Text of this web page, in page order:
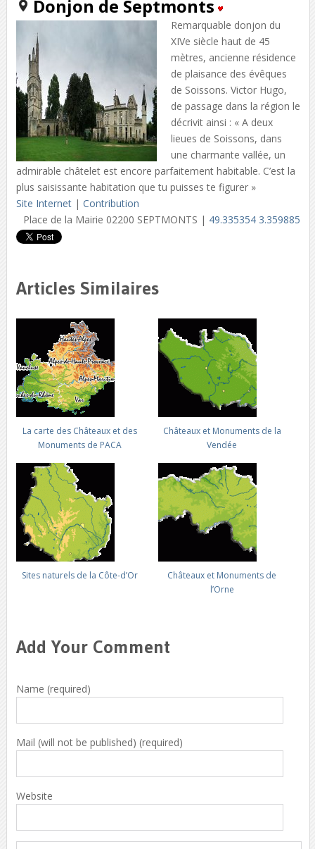
Donjon de Septmonts
Remarquable donjon du
XIVe siècle haut de 45
mètres, ancienne résidence
de plaisance des évêques
de Soissons. Victor Hugo,
de passage dans la région le
décrivit ainsi : « A deux
lieues de Soissons, dans
une charmante vallée, un
admirable châtelet est encore parfaitement habitable. C’est la
plus saisissante habitation que tu puisses te figurer »
Site Internet| Contribution
Place de la Mairie 02200 SEPTMONTS | 49.335354 3.359885
Articles Similaires
La carte des Châteaux et des
Monuments de PACA
Châteaux et Monuments de la
Vendée
Sites naturels de la Côte-d’Or
Châteaux et Monuments de
l’Orne
Add Your Comment
Name (required)
Mail (will not be published) (required)
Website